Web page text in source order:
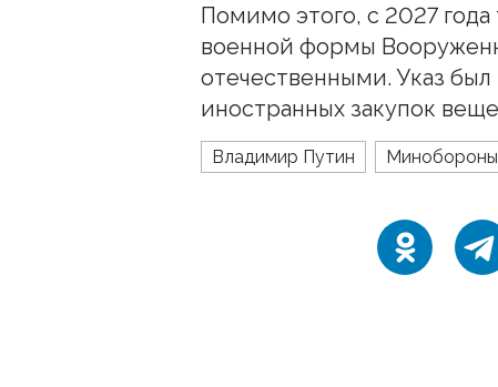
Помимо этого, с 2027
военной формы
отечественными. Указ
иностранных закупок
Владимир Путин